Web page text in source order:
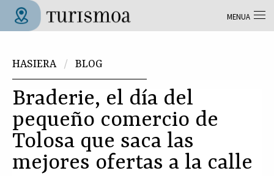
Skip to main content
HASIERA
BLOG
Braderie, el día del
pequeño comercio de
Tolosa que saca las
mejores ofertas a la calle
MENUA